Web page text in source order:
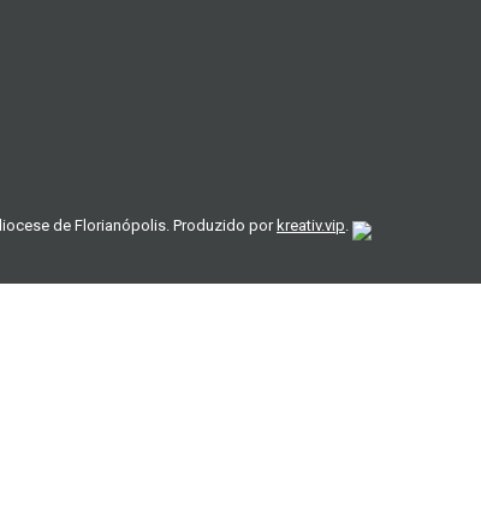
de Florianópolis. Produzido por kreativ.vip.